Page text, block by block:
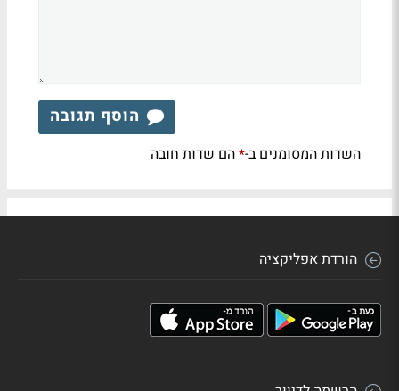
הוסף תגובה
השדות המסומנים ב-*הם שדות חובה
הורדת אפליקציה